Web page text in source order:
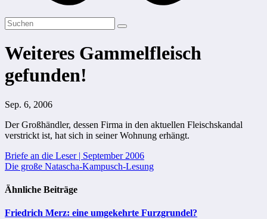
Weiteres Gammelfleisch
gefunden!
Sep. 6, 2006
Der Großhändler, dessen Firma in den aktuellen Fleischskandal
verstrickt ist, hat sich in seiner Wohnung erhängt.
Beitragsnavigation
Briefe an die Leser | September 2006
Die große Natascha-Kampusch-Lesung
Ähnliche Beiträge
Friedrich Merz: eine umgekehrte Furzgrundel?